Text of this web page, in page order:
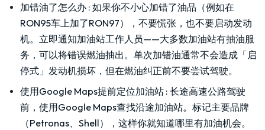
加错油了怎么办 : 如果你不小心加错了油品（例如在
RON95车上加了RON97），不要慌张，也不要启动发动
机。立即通知加油站工作人员——大多数加油站有抽油服
务，可以将错误燃油抽出。单次加错油通常不会造成「启
停式」发动机损坏，但在燃油纠正前不要尝试驾驶。
使用Google Maps提前定位加油站 : 长途高速公路驾驶
前，使用Google Maps查找沿途加油站。标记主要品牌
（Petronas、Shell），这样你就知道哪里有加油机会。